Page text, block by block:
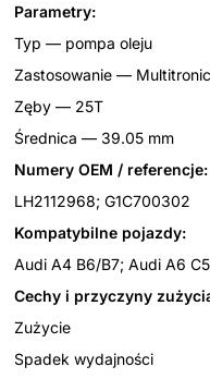
Parametry:
Typ — pompa oleju
Zastosowanie —
Zęby — 25T
Średnica — 39.05 mm
Numery OEM / referencje:
LH2112968; G1C700302
Kompatybilne pojazdy:
Audi A4 B6/B7; Audi A6
Cechy i przyczyny
Zużycie
Spadek wydajności